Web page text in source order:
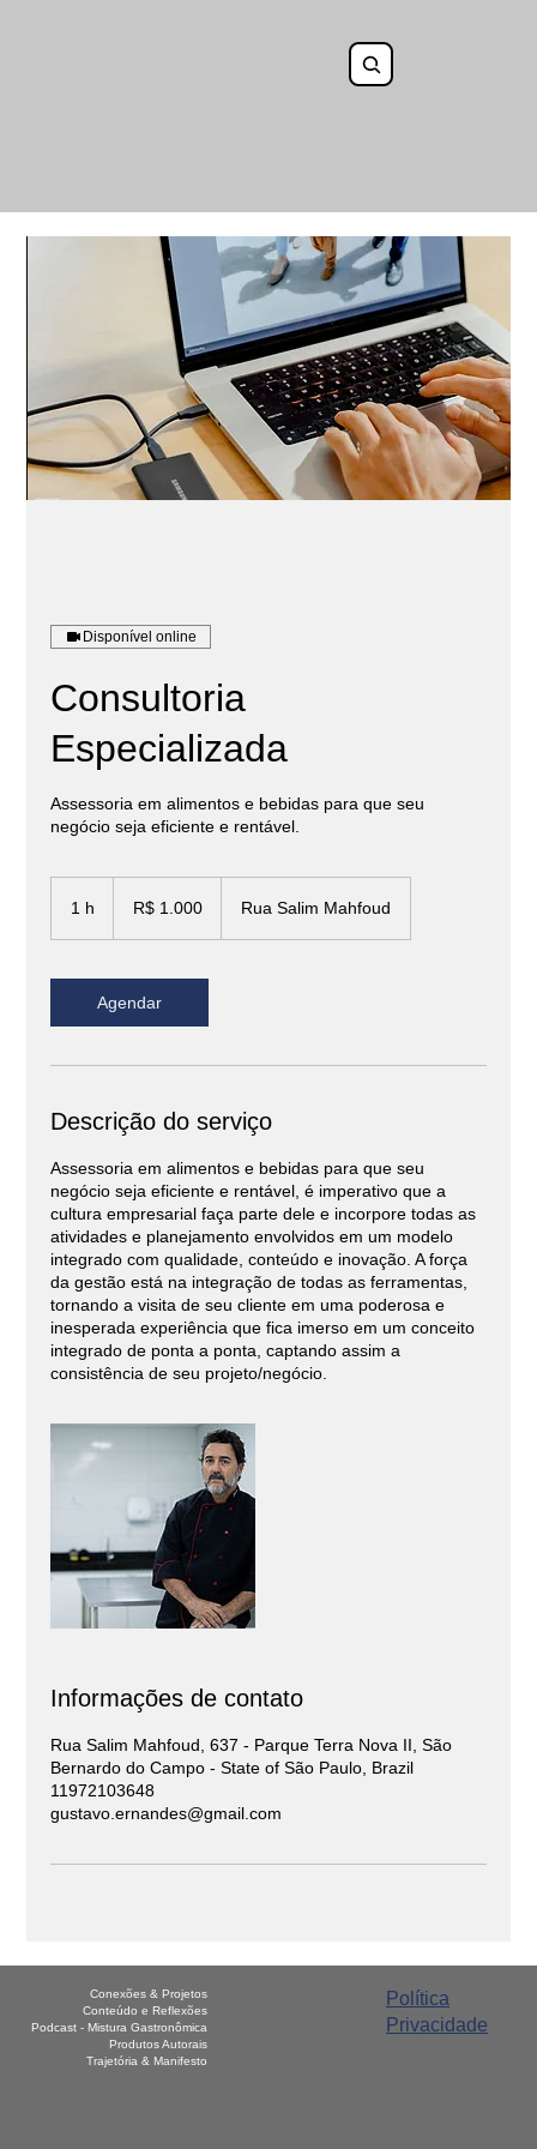
Disponível online
Consultoria
Especializada
Assessoria em alimentos e bebidas para que seu
negócio seja eficiente e rentável.
1 h
brasileiros
R$ 1.000 Rua Salim Mahfoud
Agendar
Descrição do serviço
Assessoria em alimentos e bebidas para que seu
negócio seja eficiente e rentável, é imperativo que a
cultura empresarial faça parte dele e incorpore todas as
atividades e planejamento envolvidos em um modelo
integrado com qualidade, conteúdo e inovação. A força
da gestão está na integração de todas as ferramentas,
tornando a visita de seu cliente em uma poderosa e
inesperada experiência que fica imerso em um conceito
integrado de ponta a ponta, captando assim a
consistência de seu projeto/negócio.
Informações de contato
Rua Salim Mahfoud, 637 - Parque Terra Nova II, São
Bernardo do Campo - State of São Paulo, Brazil
11972103648
gustavo.ernandes@gmail.com
Política
Privacidade
Conexões & Projetos
Conteúdo e Reflexões
Podcast - Mistura Gastronômica
Produtos Autorais
Trajetória & Manifesto